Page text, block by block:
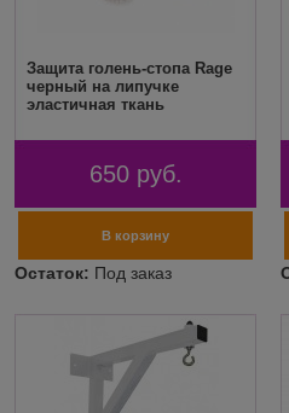
Защита голень-стопа Rage
черный на липучке
эластичная ткань
650 руб.